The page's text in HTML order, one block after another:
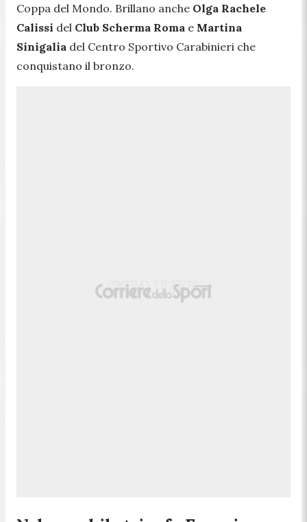
Coppa del Mondo. Brillano anche Olga Rachele
Calissi del Club Scherma Roma e Martina
Sinigalia del Centro Sportivo Carabinieri che
conquistano il bronzo.